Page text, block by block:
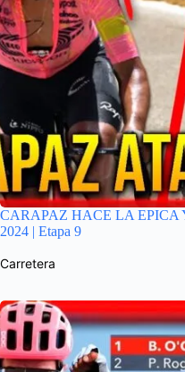
CARAPAZ HACE LA EPICA
2024 | Etapa 9
Carretera